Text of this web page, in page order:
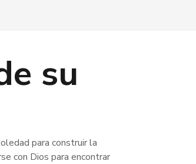
su
para construir la
con Dios para encontrar